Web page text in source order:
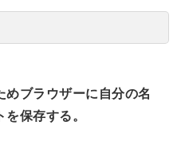
めブラウザーに自分の名
保存する。